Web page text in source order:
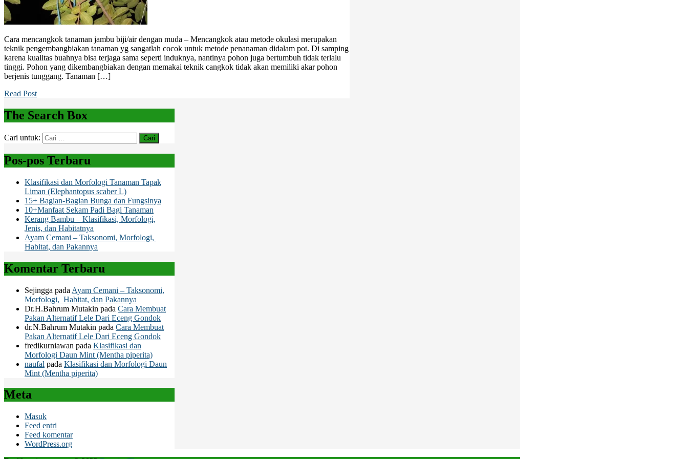
Cara mencangkok tanaman jambu biji/air dengan muda – Mencangkok atau metode okulasi merupakan
teknik pengembangbiakan tanaman yg sangatlah cocok untuk metode penanaman didalam pot. Di samping
karena kualitas buahnya bisa terjaga sama seperti induknya, nantinya pohon juga bertumbuh tidak terlalu
tinggi. Pohon yang dikembangbiakan dengan memakai teknik cangkok tidak akan memiliki akar pohon
berjenis tunggang. Tanaman […]
Read Post
The Search Box
Cari untuk:
Pos-pos Terbaru
Klasifikasi dan Morfologi Tanaman Tapak
Liman (Elephantopus scaber L)
15+ Bagian-Bagian Bunga dan Fungsinya
10+Manfaat Sekam Padi Bagi Tanaman
Kerang Bambu – Klasifikasi, Morfologi,
Jenis, dan Habitatnya
Ayam Cemani – Taksonomi, Morfologi,
Habitat, dan Pakannya
Komentar Terbaru
Sejingga pada Ayam Cemani – Taksonomi,
Morfologi, Habitat, dan Pakannya
Dr.H.Bahrum Mutakin pada Cara Membuat
Pakan Alternatif Lele Dari Eceng Gondok
dr.N.Bahrum Mutakin pada Cara Membuat
Pakan Alternatif Lele Dari Eceng Gondok
fredikurniawan pada Klasifikasi dan
Morfologi Daun Mint (Mentha piperita)
naufal pada Klasifikasi dan Morfologi Daun
Mint (Mentha piperita)
Meta
Masuk
Feed entri
Feed komentar
WordPress.org